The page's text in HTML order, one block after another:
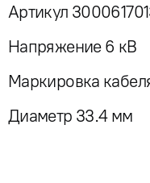
Артикул
Напряжение 6 кВ
Маркировка
Диаметр 33.4 мм